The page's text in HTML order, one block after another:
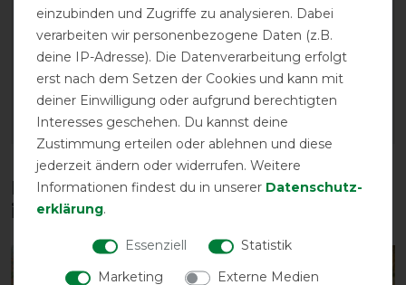
vorher 5,95 €
ARTIKEL MERKEN
Stück
vorher 26,95 €
18 Stück
ARTIKEL MERKEN
Diese Produkte könnten dich auch
interessieren
einzubinden und Zugriffe zu analysieren. Dabei
verarbeiten wir personenbezogene Daten (z.B.
deine IP-Adresse). Die Datenverarbeitung erfolgt
erst nach dem Setzen der Cookies und kann mit
deiner Einwilligung oder aufgrund berechtigten
Interesses geschehen. Du kannst deine
Zustimmung erteilen oder ablehnen und diese
jederzeit ändern oder widerrufen. Weitere
Informationen findest du in unserer Daten­schutz­
erklärung.
Essenziell
Statistik
Marketing
Externe Medien